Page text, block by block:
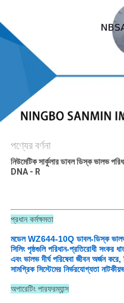
গোপনীয়তা
নীতি
পণ্যের বর্ণনা
নিউমেটিক সার্কুলার ডাবল ডিস্ক ভালভ
DNA - R
প্রধান কর্মক্ষমতা
মডেল WZ644-10Q ডাবল-ডিস্ক ভালভ
সিলিং পৃষ্ঠগুলি পরিধান-প্রতিরোধী সংকর
এবং ভালভ দীর্ঘ পরিষেবা জীবন অর্জন
সামগ্রিক সিস্টেমের নির্ভরযোগ্যতা
অপারেটিং পারফরম্যান্স